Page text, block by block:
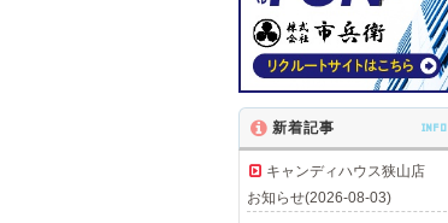
新着記事 INFO
キャンディハウス狭山店
お知らせ(2026-08-03)